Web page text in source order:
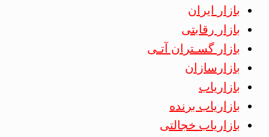
بازار ایران
بازار رقابتی
بازار گسـتران آتـی
بازارسازان
بازاریاب
بازاریاب برنده
بازاریاب خجالتی